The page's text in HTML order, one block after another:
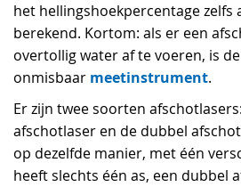
het hellingshoekpercentage zelfs
berekend. Kortom: als er een
overtollig water af te voeren, is
onmisbaar meetinstrument.
Er zijn twee soorten
afschotlaser en de dubbel
op dezelfde manier, met één
heeft slechts één as, een dubbel